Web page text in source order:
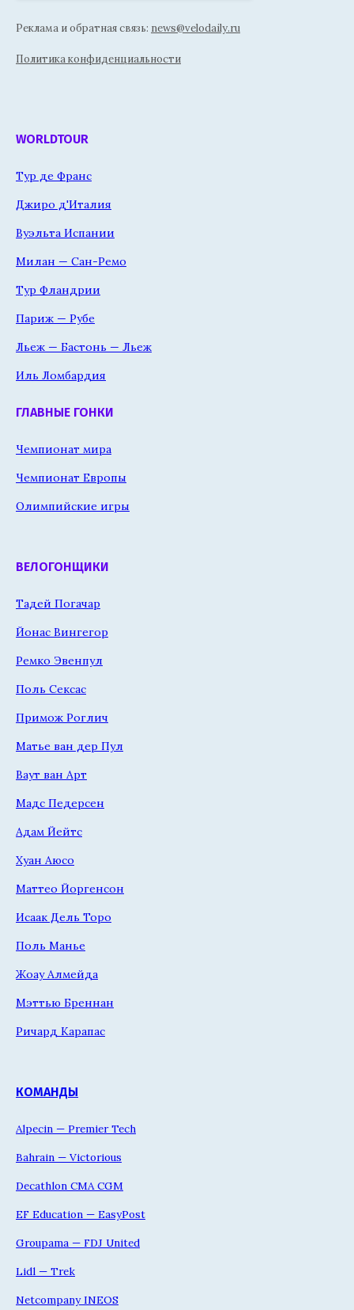
Реклама и обратная связь: news@velodaily.ru
Политика конфиденциальности
WORLDTOUR
Тур де Франс
Джиро д'Италия
Вуэльта Испании
Милан — Сан-Ремо
Тур Фландрии
Париж — Рубе
Льеж — Бастонь — Льеж
Иль Ломбардия
ГЛАВНЫЕ ГОНКИ
Чемпионат мира
Чемпионат Европы
Олимпийские игры
ВЕЛОГОНЩИКИ
Тадей Погачар
Йонас Вингегор
Ремко Эвенпул
Поль Сексас
Примож Роглич
Матье ван дер Пул
Ваут ван Арт
Мадс Педерсен
Адам Йейтс
Хуан Аюсо
Маттео Йоргенсон
Исаак Дель Торо
Поль Манье
Жоау Алмейда
Мэттью Бреннан
Ричард Карапас
КОМАНДЫ
Alpecin — Premier Tech
Bahrain — Victorious
Decathlon CMA CGM
EF Education — EasyPost
Groupama — FDJ United
Lidl — Trek
Netcompany INEOS